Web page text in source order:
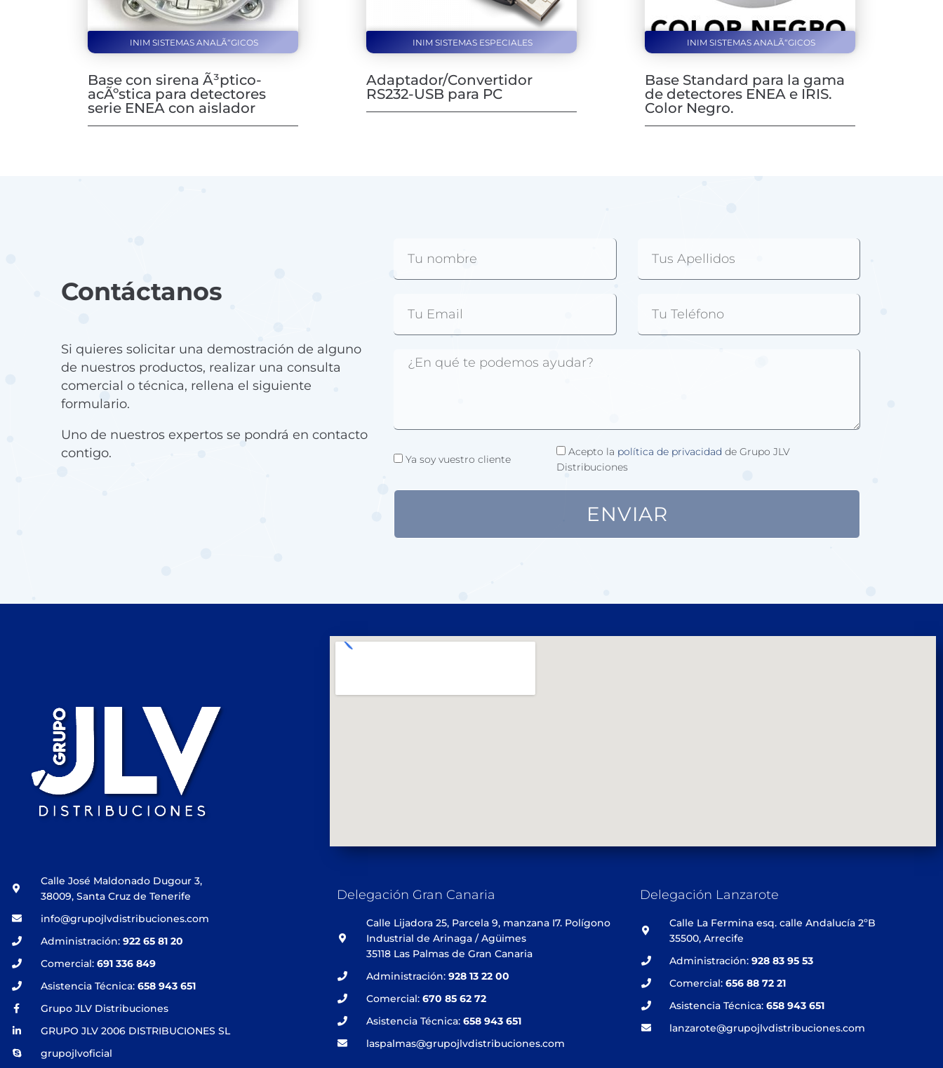
INIM SISTEMAS ANALÃ“GICOS
Base con sirena Ã³ptico-
acÃºstica para detectores
serie ENEA con aislador
INIM SISTEMAS ESPECIALES
Adaptador/Convertidor
RS232-USB para PC
INIM SISTEMAS ANALÃ“GICOS
Base Standard para la gama
de detectores ENEA e IRIS.
Color Negro.
Contáctanos
Si quieres solicitar una demostración de alguno
de nuestros productos, realizar una consulta
comercial o técnica, rellena el siguiente
formulario.
Uno de nuestros expertos se pondrá en contacto
contigo.
Ya soy vuestro cliente
Acepto la política de privacidad de Grupo JLV
Distribuciones
ENVIAR
Calle José Maldonado Dugour 3,
38009, Santa Cruz de Tenerife
info@grupojlvdistribuciones.com
Administración: 922 65 81 20
Comercial: 691 336 849
Asistencia Técnica: 658 943 651
Grupo JLV Distribuciones
GRUPO JLV 2006 DISTRIBUCIONES SL
grupojlvoficial
Delegación Gran Canaria
Calle Lijadora 25, Parcela 9, manzana I7. Polígono
Industrial de Arinaga / Agüimes
35118 Las Palmas de Gran Canaria
Administración:928 13 22 00
Comercial:670 85 62 72
Asistencia Técnica:658 943 651
laspalmas@grupojlvdistribuciones.com
Delegación Lanzarote
Calle La Fermina esq. calle Andalucía 2ºB
35500, Arrecife
Administración:928 83 95 53
Comercial:656 88 72 21
Asistencia Técnica:658 943 651
lanzarote@grupojlvdistribuciones.com